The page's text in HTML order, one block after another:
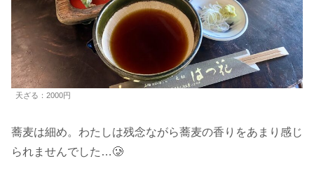
天ざる：2000円
蕎麦は細め。わたしは残念ながら蕎麦の香りをあまり感じ
られませんでした…🥲